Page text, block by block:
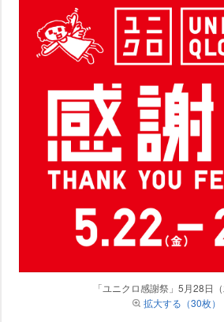
「ユニクロ感謝祭」5月28日
拡大する（30枚）